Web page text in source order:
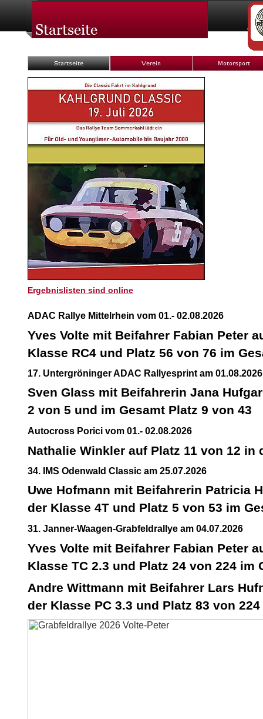
Ergebnislisten sind online
ADAC Rallye Mittelrhein vom 01.- 02.08.2026
Yves Volte mit Beifahrer Fabian Peter
Klasse RC4 und Platz 56 von 76 im
17. Untergröninger ADAC Rallyesprint am 01.08.2026
Sven Glass mit Beifahrerin Jana
2 von 5 und im Gesamt Platz 9 von 43
Autocross Porici vom 01.- 02.08.2026
Nathalie Winkler auf Platz 11 von 12 in
34. IMS Odenwald Classic am 25.07.2026
Uwe Hofmann mit Beifahrerin Patricia
der Klasse 4T und Platz 5 von 53 im
31. Janner-Waagen-Grabfeldrallye am 04.07.2026
Yves Volte mit Beifahrer Fabian Peter
Klasse TC 2.3 und Platz 24 von 224 im
Andre Wittmann mit Beifahrer Lars
der Klasse PC 3.3 und Platz 83 von